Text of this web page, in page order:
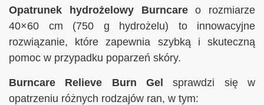
Opatrunek hydrożelowy Burncareo rozmiarze
40×60 cm (750 g hydrożelu) to innowacyjne
rozwiązanie, które zapewnia szybką i skuteczną
pomoc w przypadku poparzeń skóry.
Burncare Relieve Burn Gel sprawdzi się w
opatrzeniu różnych rodzajów ran, w tym: